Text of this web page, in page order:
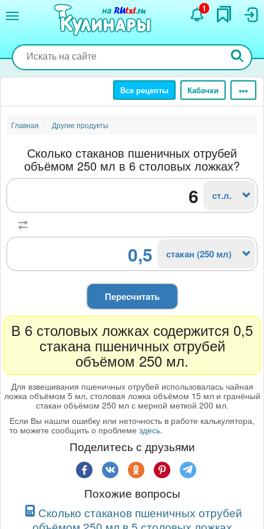
содержанию
1
Все рецепты Кабачки
Главная Другие продукты
Сколько стаканов пшеничных отрубей
объёмом 250 мл в 6 столовых ложках?
ст.л.
0,5 стакан (250 мл)
Пересчитать
В 6 столовых ложках содержится 0,5
стакана пшеничных отрубей
объёмом 250 мл.
Для взвешивания пшеничных отрубей использовалась чайная
ложка объёмом 5 мл, столовая ложка объёмом 15 мл и гранёный
стакан объёмом 250 мл с мерной меткой 200 мл.
Если Вы нашли ошибку или неточность в работе калькулятора,
то можете сообщить о проблеме здесь.
Поделитесь с друзьями
Похожие вопросы
Сколько стаканов пшеничных отрубей